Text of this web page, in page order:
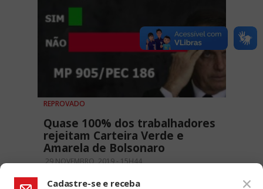
REPROVADO
Quase 100% dos trabalhadores
rejeitam Carteira Verde e
Amarela de Bolsonaro
29 NOVEMBRO, 2019 - 15H44
Cadastre-se e receba